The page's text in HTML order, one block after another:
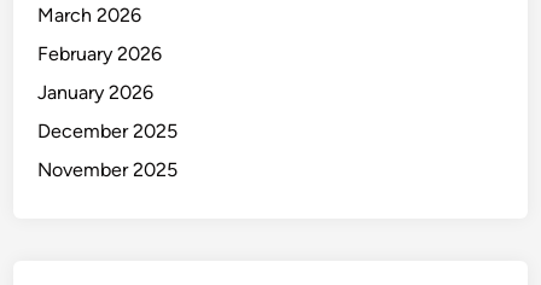
March 2026
February 2026
January 2026
December 2025
November 2025